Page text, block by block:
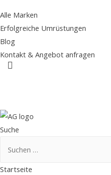
Alle Marken
Erfolgreiche Umrüstungen
Blog
Kontakt & Angebot anfragen
Suche
Suche
Startseite